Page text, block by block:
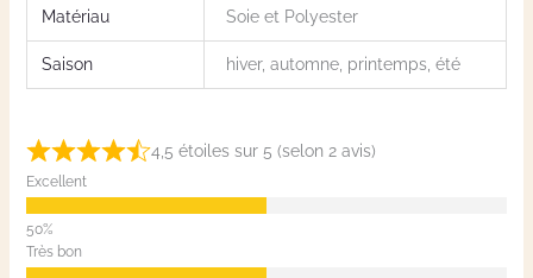
Matériau Soie et Polyester
Saison hiver, automne, printemps, été
4,5 étoiles sur 5 (selon 2 avis)
Excellent
Très bon